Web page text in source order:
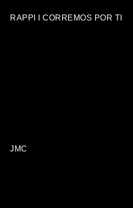
RAPPI I CORREMOS POR TI
JMC